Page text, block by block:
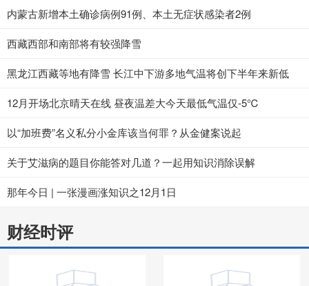
内蒙古新增本土确诊病例91例、本土无症状感染者2例
西藏西部和南部将有较强降雪
黑龙江西藏等地有降雪 长江中下游多地气温将创下半年来新低
12月开场北京晴天在线 昼夜温差大今天最低气温仅-5℃
以“加班费”名义私分小金库该当何罪？从金健案说起
关于艾滋病的题目你能答对几道？一起用知识消除误解
那年今日 | 一张漫画涨知识之12月1日
财经时评